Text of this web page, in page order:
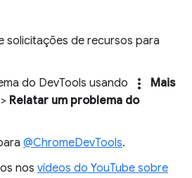
solicitações de recursos para
do DevTools usando
more_vert
Mais
> Relatar um problema do
@ChromeDevTools.
nos vídeos do YouTube sobre